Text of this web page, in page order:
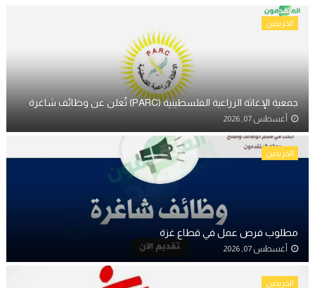
الخريجين
جمعية الإغاثة الزراعية الفلسطينية (PARC) تُعلن عن وظائف شاغرة
أغسطس 07, 2026
الخريجين
مطلوب فرص عمل في قطاع غزة
أغسطس 07, 2026
الخريجين